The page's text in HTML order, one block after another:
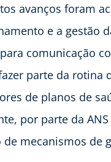
avanços foram
e a gestão
comunicação
parte da
de planos de
por parte da
mecanismos de